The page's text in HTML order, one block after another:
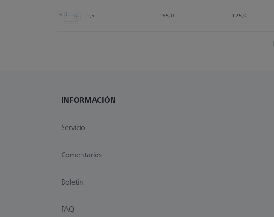
1,5 165,0 125,0
INFORMACIÓN
Servicio
Comentarios
Boletín
FAQ